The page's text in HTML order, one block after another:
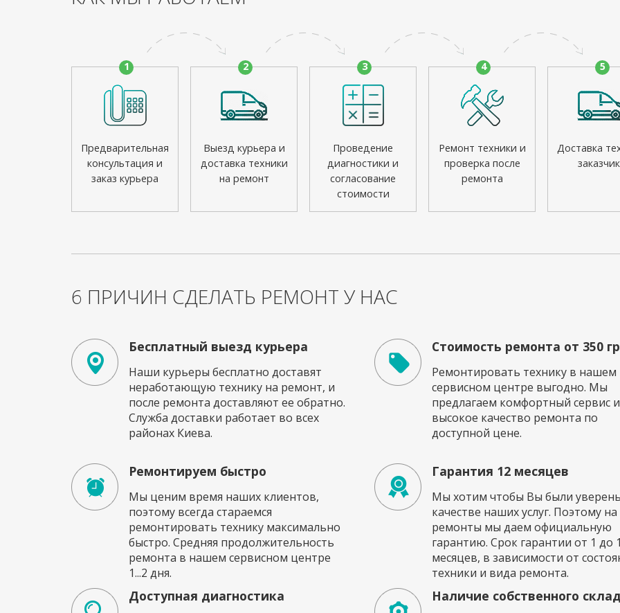
1
Предварительная
консультация и
заказ курьера
2
Выезд курьера и
доставка техники
на ремонт
3
Проведение
диагностики и
согласование
стоимости
4
Ремонт техники и
проверка после
ремонта
5
Доставка
6 ПРИЧИН СДЕЛАТЬ РЕМОНТ У НАС
Бесплатный выезд курьера
Наши курьеры бесплатно доставят
неработающую технику на ремонт, и
после ремонта доставляют ее обратно.
Служба доставки работает во всех
районах Киева.
Стоимость ремонта от 350
Ремонтировать технику в нашем
сервисном центре выгодно. Мы
предлагаем комфортный сервис и
высокое качество ремонта по
доступной цене.
Ремонтируем быстро
Мы ценим время наших клиентов,
поэтому всегда стараемся
ремонтировать технику максимально
быстро. Средняя продолжительность
ремонта в нашем сервисном центре
1...2 дня.
Гарантия 12 месяцев
Мы хотим чтобы Вы были
качестве наших услуг. Поэтому на
ремонты мы даем официальную
гарантию. Срок гарантии от 1 до
месяцев, в зависимости от
техники и вида ремонта.
Доступная диагностика Наличие собственного